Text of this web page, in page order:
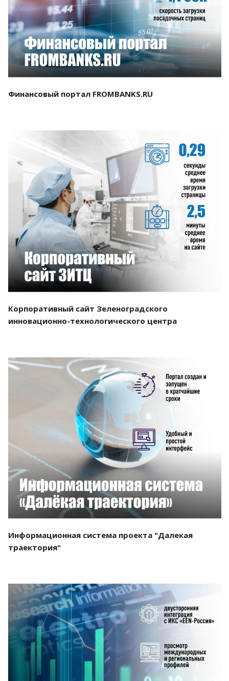
Смотреть проект
Финансовый портал FROMBANKS.RU
Смотреть проект
Корпоративный сайт Зеленоградского
инновационно-технологического центра
Смотреть проект
Информационная система проекта "Далекая
траектория"
Смотреть проект